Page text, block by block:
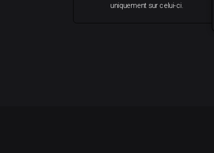
uniquement sur celui-ci.